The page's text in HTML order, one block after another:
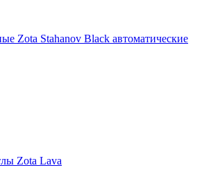
Zota Stahanov Black автоматические
Zota Lava